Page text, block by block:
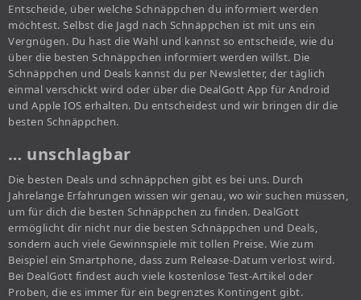
Entscheide, über welche Schnäppchen du informiert werden
möchtest. Selbst die Jagd nach Schnäppchen ist mit uns ein
Vergnügen. Du hast die Wahl und kannst so entscheide, wie du
über die besten Schnäppchen informiert werden willst. Die
Schnäppchen und Deals kannst du per Newsletter, der täglich
einmal verschickt wird oder über die DealGott App für Android
und Apple IOS erhalten. Du entscheidest und wir bringen dir die
besten Schnäppchen.
… unschlagbar
Die besten Deals und schnäppchen gibt es bei uns. Durch
Jahrelange Erfahrungen wissen wir genau, wo wir suchen müssen,
um für dich die besten Schnäppchen zu finden. DealGott
ermöglicht dir nicht nur die besten Schnäppchen und Deals,
sondern auch viele Gewinnspiele mit tollen Preise. Wie zum
Beispiel ein Smartphone, dass zum Release-Datum verlost wird.
Bei DealGott findest auch viele kostenlose Test-Artikel oder
Proben, die es immer für ein begrenztes Kontingent gibt.